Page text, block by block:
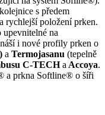
s předem
rychlejší položení prken.
na
i nové profily prken o
a Termojasanu (tepelně
C-TECHa Accoya.
a prkna Softline® o šíři